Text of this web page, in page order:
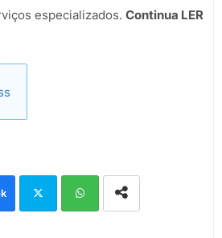
especializados. Continua LER